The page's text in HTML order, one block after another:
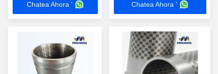
automotrices
Chatea Ahora '
alto calorChatea Ahora '